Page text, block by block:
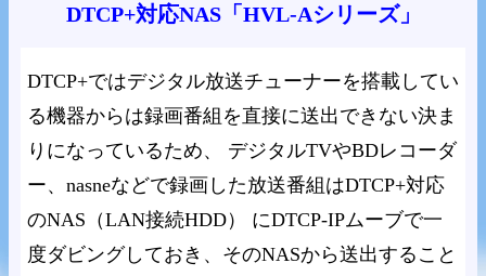
DTCP+対応NAS「HVL-Aシリーズ」
DTCP+ではデジタル放送チューナーを搭載してい
る機器からは録画番組を直接に送出できない決ま
りになっているため、 デジタルTVやBDレコーダ
ー、nasneなどで録画した放送番組はDTCP+対応
のNAS（LAN接続HDD） にDTCP-IPムーブで一
度ダビングしておき、そのNASから送出すること